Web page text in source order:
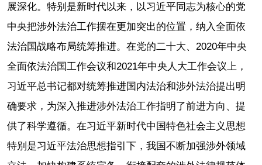
展深化。特别是新时代以来，以习近平同志为核心的党
中央把涉外法治工作摆在更加突出的位置，纳入全面依
法治国战略布局统筹推进。在党的二十大、2020年中央
全面依法治国工作会议和2021年中央人大工作会议上，
习近平总书记都对统筹推进国内法治和涉外法治提出明
确要求，为深入推进涉外法治工作指明了前进方向、提
供了科学遵循。在习近平新时代中国特色社会主义思想
特别是习近平法治思想指引下，我国不断加强涉外领域